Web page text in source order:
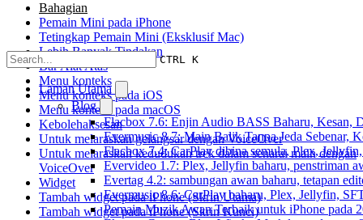
CTRL K
Laman Utama
Blog
Flacbox 7.6: Enjin Audio BASS Baharu, Kesan,
Evermusic 8.7: Main Balik Tanpa Jeda Sebenar,
Flacbox 7.4: CarPlay dibina semula, Plex,
Evervideo 1.7: Plex, Jellyfin baharu, penstriman
Evertag 4.2: sambungan awan baharu, tetapan
Evermusic 8.6: CarPlay baharu, Plex, Jellyfin,
Pemain Muzik Awan Terbaik untuk iPhone pada
Bahagian
Pemain Mini pada iPhone
Tetingkap Pemain Mini (Eksklusif Mac)
Lebih Banyak Tindakan
Bar Alat Atas
Menu konteks
Menu konteks pada iOS
Menu konteks pada macOS
Kebolehaksesan
Untuk melaraskan gelangsar dengan VoiceOver
Untuk melaraskan kedudukan trek dalam senarai main dengan
VoiceOver
Widget
Tambah widget pada iPhone (Skrin Utama)
Tambah widget pada iPhone (Skrin Kunci)